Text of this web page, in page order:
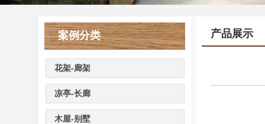
案例分类
花架-廊架
凉亭-长廊
木屋-别墅
产品展示